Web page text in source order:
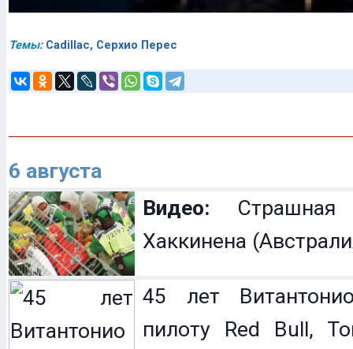
Темы: Cadillac, Серхио Перес
6 августа
Видео: Страшная
Хаккинена
45 лет
пилоту Red Bull,